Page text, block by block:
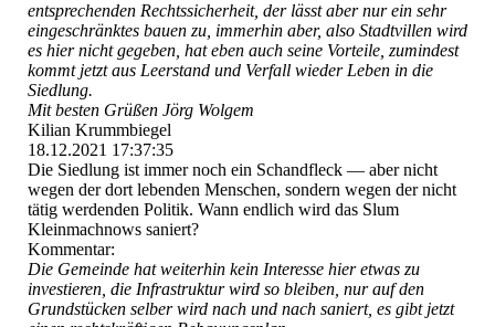
entsprechenden Rechtssicherheit, der lässt aber nur ein sehr
eingeschränktes bauen zu, immerhin aber, also Stadtvillen wird
es hier nicht gegeben, hat eben auch seine Vorteile, zumindest
kommt jetzt aus Leerstand und Verfall wieder Leben in die
Siedlung.
Mit besten Grüßen Jörg Wolgem
Kilian Krummbiegel
18.12.2021 17:37:35
Die Siedlung ist immer noch ein Schandfleck — aber nicht
wegen der dort lebenden Menschen, sondern wegen der nicht
tätig werdenden Politik. Wann endlich wird das Slum
Kleinmachnows saniert?
Kommentar:
Die Gemeinde hat weiterhin kein Interesse hier etwas zu
investieren, die Infrastruktur wird so bleiben, nur auf den
Grundstücken selber wird nach und nach saniert, es gibt jetzt